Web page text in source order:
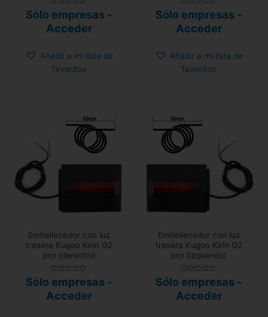
con
0
de
Sólo empresas -
Acceder
Añadir a mi lista de
favoritos
con
0
de
Sólo empresas -
Acceder
Añadir a mi lista de
favoritos
Embellecedor con luz
trasera Kugoo Kirin G2
pro (derecho)
con
0
de
Sólo empresas -
Acceder
Embellecedor con luz
trasera Kugoo Kirin G2
pro (izquierdo)
con
0
de
Sólo empresas -
Acceder